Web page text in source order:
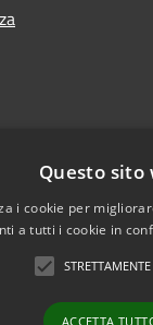
Questo sito
i cookie per
a tutti i cookie in
ACCETTA